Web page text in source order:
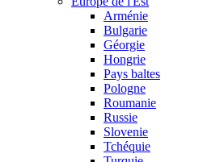
Arménie
Bulgarie
Géorgie
Hongrie
Pays baltes
Pologne
Roumanie
Russie
Slovenie
Tchéquie